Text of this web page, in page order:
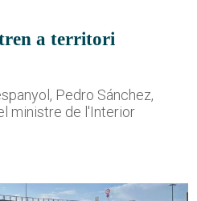
a territori
Pedro Sánchez,
ministre de l'Interior